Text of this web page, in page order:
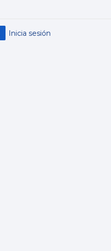
Inicia sesión